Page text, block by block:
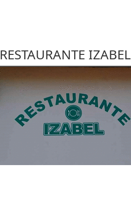
RESTAURANTE IZABEL